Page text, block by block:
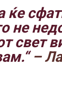
ќе
не
свет
–